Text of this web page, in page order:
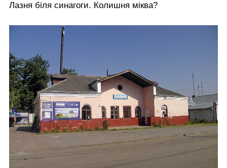
Лазня біля синагоги. Колишня міква?